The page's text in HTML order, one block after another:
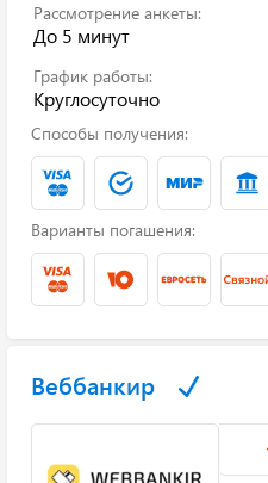
Рассмотрение анкеты:
До 5 минут
График работы:
Круглосуточно
Способы получения:
Варианты погашения:
Веббанкир